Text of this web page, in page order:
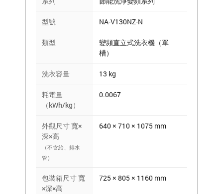
型號 NA-V130NZ-N
類型
變頻直立式洗衣機（單
槽）
洗衣容量 13 kg
耗電量
（kWh/kg）
0.0067
外觀尺寸 寬×
深×高
（不含給、排水
管）
640 × 710 × 1075 mm
包裝箱尺寸 寬
×深×高
725 × 805 × 1160 mm